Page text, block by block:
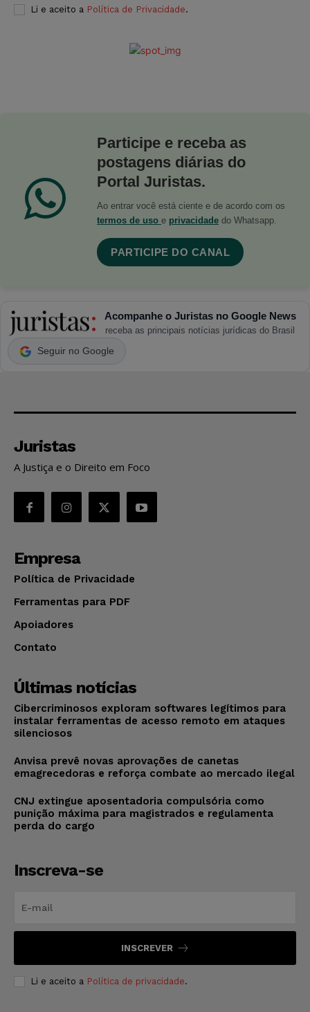
Li e aceito a Política de Privacidade.
Participe e receba as
postagens diárias do
Portal Juristas.
Ao entrar você está ciente e de acordo com os
termos de uso e privacidade do Whatsapp.
PARTICIPE DO CANAL
Acompanhe o Juristas no Google News
receba as principais notícias jurídicas do Brasil
Seguir no Google
Juristas
A Justiça e o Direito em Foco
Empresa
Política de Privacidade
Ferramentas para PDF
Apoiadores
Contato
Últimas notícias
Cibercriminosos exploram softwares legítimos para
instalar ferramentas de acesso remoto em ataques
silenciosos
Anvisa prevê novas aprovações de canetas
emagrecedoras e reforça combate ao mercado ilegal
CNJ extingue aposentadoria compulsória como
punição máxima para magistrados e regulamenta
perda do cargo
Inscreva-se
INSCREVER
Li e aceito a Política de privacidade.